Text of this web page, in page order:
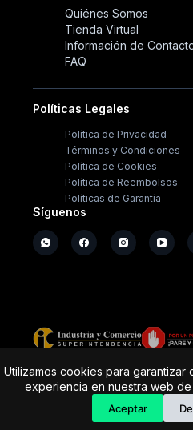
Utilizamos cookies para garantizar
experiencia en nuestra web de
Aceptar
Quiénes Somos
Tienda Virtual
Información de
FAQ
Políticas Legales
Política de Privacidad
Términos y Condiciones
Política de Cookies
Política de Reembolsos
Políticas de Garantía
Síguenos
Copyright © -
Tienda de electrodomésticos;
software.